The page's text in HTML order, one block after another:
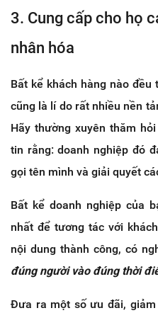
3. Cung cấp cho họ
nhân hóa
Bất kể khách hàng nào
cũng là lí do rất nhiều nền
Hãy thường xuyên thăm
tin rằng: doanh nghiệp đó
gọi tên mình và giải quyết
Bất kể doanh nghiệp của
nhất để tương tác với
nội dung thành công, có
đúng người vào đúng thời
Đưa ra một số ưu đãi,